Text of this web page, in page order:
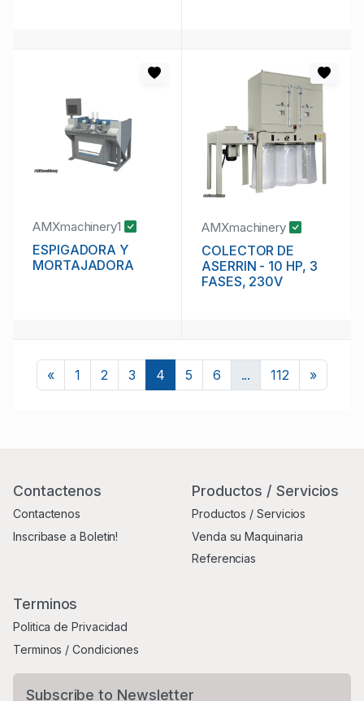
AMXmachinery1
ESPIGADORA Y
MORTAJADORA
AMXmachinery
COLECTOR DE
ASERRIN - 10 HP, 3
FASES, 230V
«Previous
1 2 3 4 5 6 ... 112 »Next
Contactenos
Contactenos
Inscribase a Boletin!
Productos / Servicios
Productos / Servicios
Venda su Maquinaria
Referencias
Terminos
Politica de Privacidad
Terminos / Condiciones
Subscribe to Newsletter